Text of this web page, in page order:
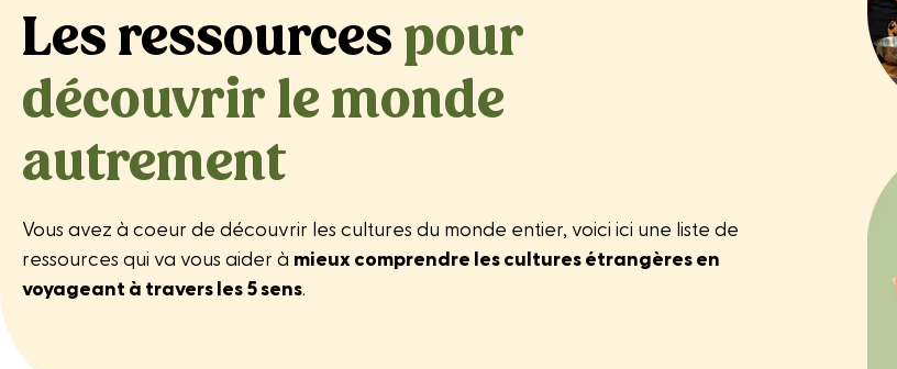
Les ressourcespour
découvrir le monde
autrement
Vous avez à coeur de découvrir les cultures du monde entier, voici ici une liste de
ressources qui va vous aider à mieux comprendre les cultures étrangères en
voyageant à travers les 5 sens.